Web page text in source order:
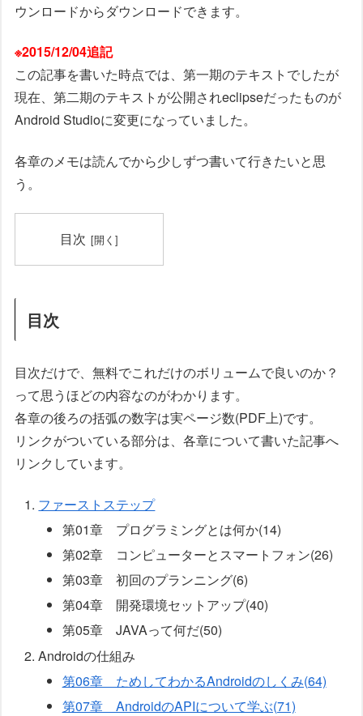
ウンロードからダウンロードできます。
※2015/12/04追記
この記事を書いた時点では、第一期のテキストでしたが
現在、第二期のテキストが公開されeclipseだったものが
Android Studioに変更になっていました。
各章のメモは読んでから少しずつ書いて行きたいと思
う。
目次
目次
目次だけで、無料でこれだけのボリュームで良いのか？
って思うほどの内容なのがわかります。
各章の後ろの括弧の数字は実ページ数(PDF上)です。
リンクがついている部分は、各章について書いた記事へ
リンクしています。
ファーストステップ
第01章 プログラミングとは何か(14)
第02章 コンピューターとスマートフォン(26)
第03章 初回のプランニング(6)
第04章 開発環境セットアップ(40)
第05章 JAVAって何だ(50)
Androidの仕組み
第06章 ためしてわかるAndroidのしくみ(64)
第07章 AndroidのAPIについて学ぶ(71)